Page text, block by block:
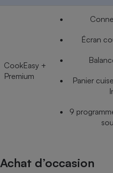
CookEasy +
Premium
Écran
Panier
9
Achat d’occasion